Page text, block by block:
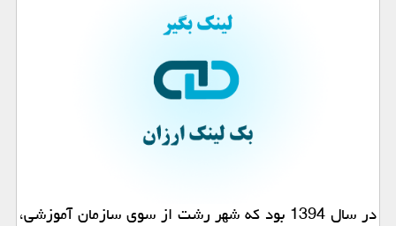
در سال 1394 بود كه شهر رشت از سوی سازمان آموزشی،